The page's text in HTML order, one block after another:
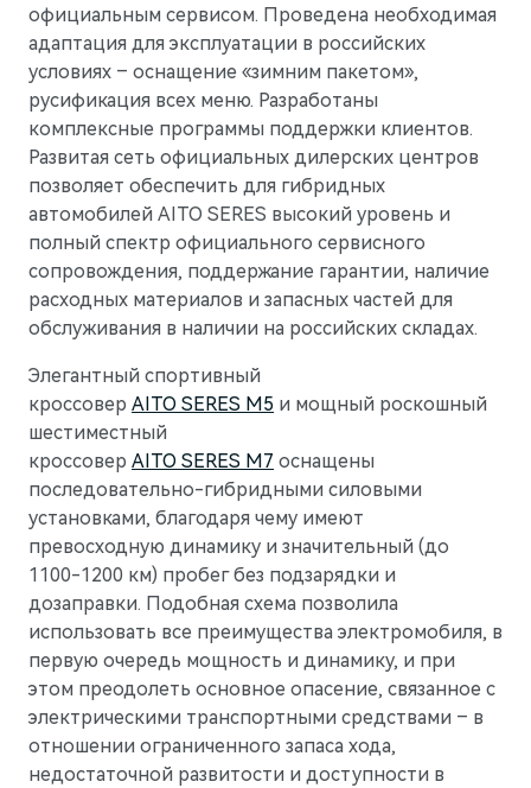
официальным сервисом. Проведена необходимая
адаптация для эксплуатации в российских
условиях – оснащение «зимним пакетом»,
русификация всех меню. Разработаны
комплексные программы поддержки клиентов.
Развитая сеть официальных дилерских центров
позволяет обеспечить для гибридных
автомобилей AITO SERES высокий уровень и
полный спектр официального сервисного
сопровождения, поддержание гарантии, наличие
расходных материалов и запасных частей для
обслуживания в наличии на российских складах.
Элегантный спортивный
кроссовер AITO SERES M5 и мощный роскошный
шестиместный
кроссовер AITO SERES M7 оснащены
последовательно-гибридными силовыми
установками, благодаря чему имеют
превосходную динамику и значительный (до
1100-1200 км) пробег без подзарядки и
дозаправки. Подобная схема позволила
использовать все преимущества электромобиля, в
первую очередь мощность и динамику, и при
этом преодолеть основное опасение, связанное с
электрическими транспортными средствами – в
отношении ограниченного запаса хода,
недостаточной развитости и доступности в